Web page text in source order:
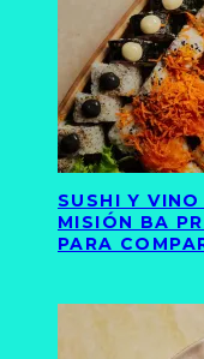
SUSHI Y
MISIÓN BA
PARA